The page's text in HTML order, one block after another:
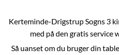
Kerteminde-Drigstrup Sogns 3
med på den gratis service
Så uanset om du bruger din